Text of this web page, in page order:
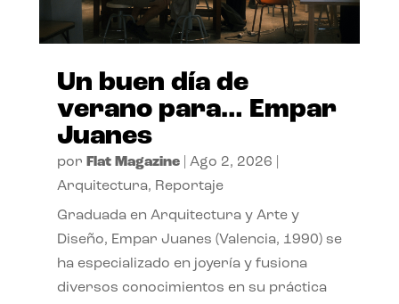
Un buen día de
verano para… Empar
Juanes
por Flat Magazine| Ago 2, 2026
Arquitectura, Reportaje
Graduada en Arquitectura y Arte y
Diseño, Empar Juanes (Valencia, 1990) se
ha especializado en joyería y fusiona
diversos conocimientos en su práctica